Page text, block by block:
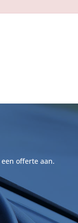
offerte aan.